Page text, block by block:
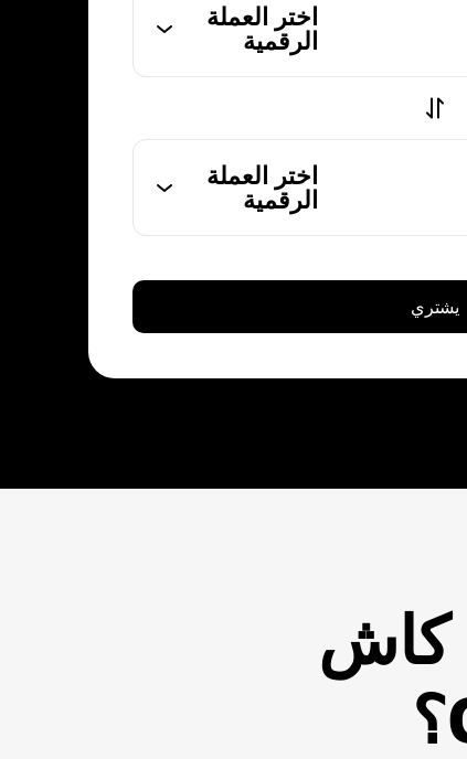
اختر العملة
الرقمية
اختر العملة
الرقمية
يشتري
كاش